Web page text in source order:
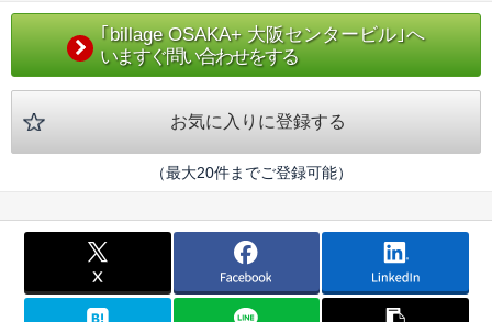
｢billage OSAKA+ 大阪センタービル｣へ
いますぐ問い合わせをする
お気に入りに登録する
（最大20件までご登録可能）